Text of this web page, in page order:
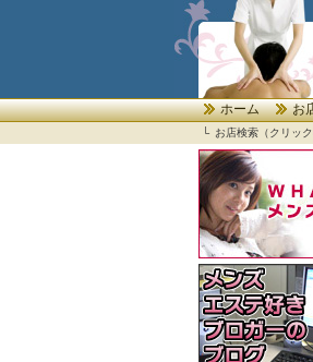
ホーム お
└ お店検索（クリック